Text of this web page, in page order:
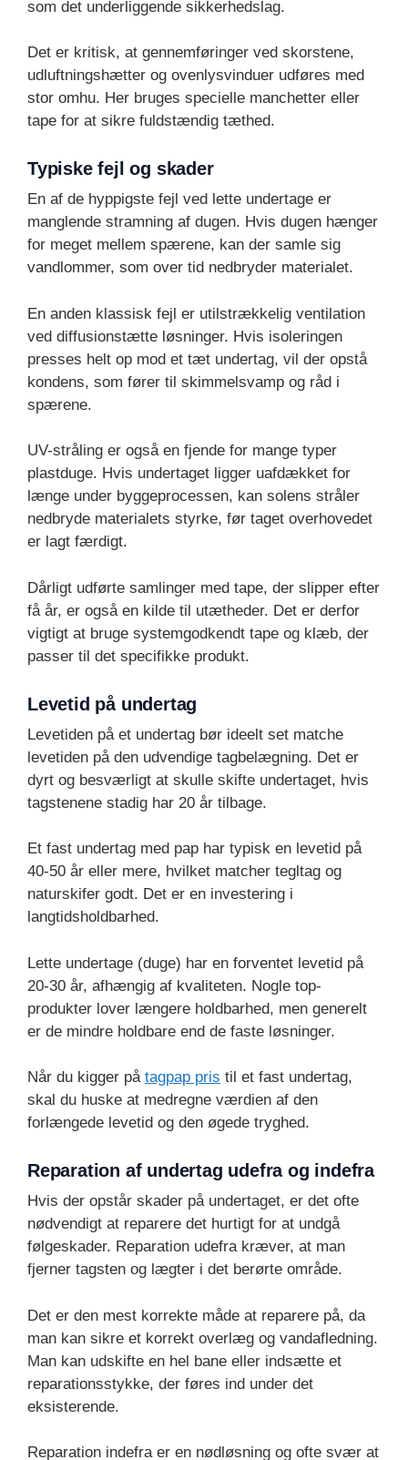
som det underliggende sikkerhedslag.
Det er kritisk, at gennemføringer ved skorstene,
udluftningshætter og ovenlysvinduer udføres med
stor omhu. Her bruges specielle manchetter eller
tape for at sikre fuldstændig tæthed.
Typiske fejl og skader
En af de hyppigste fejl ved lette undertage er
manglende stramning af dugen. Hvis dugen hænger
for meget mellem spærene, kan der samle sig
vandlommer, som over tid nedbryder materialet.
En anden klassisk fejl er utilstrækkelig ventilation
ved diffusionstætte løsninger. Hvis isoleringen
presses helt op mod et tæt undertag, vil der opstå
kondens, som fører til skimmelsvamp og råd i
spærene.
UV-stråling er også en fjende for mange typer
plastduge. Hvis undertaget ligger uafdækket for
længe under byggeprocessen, kan solens stråler
nedbryde materialets styrke, før taget overhovedet
er lagt færdigt.
Dårligt udførte samlinger med tape, der slipper efter
få år, er også en kilde til utætheder. Det er derfor
vigtigt at bruge systemgodkendt tape og klæb, der
passer til det specifikke produkt.
Levetid på undertag
Levetiden på et undertag bør ideelt set matche
levetiden på den udvendige tagbelægning. Det er
dyrt og besværligt at skulle skifte undertaget, hvis
tagstenene stadig har 20 år tilbage.
Et fast undertag med pap har typisk en levetid på
40-50 år eller mere, hvilket matcher tegltag og
naturskifer godt. Det er en investering i
langtidsholdbarhed.
Lette undertage (duge) har en forventet levetid på
20-30 år, afhængig af kvaliteten. Nogle top-
produkter lover længere holdbarhed, men generelt
er de mindre holdbare end de faste løsninger.
Når du kigger på tagpap pris til et fast undertag,
skal du huske at medregne værdien af den
forlængede levetid og den øgede tryghed.
Reparation af undertag udefra og indefra
Hvis der opstår skader på undertaget, er det ofte
nødvendigt at reparere det hurtigt for at undgå
følgeskader. Reparation udefra kræver, at man
fjerner tagsten og lægter i det berørte område.
Det er den mest korrekte måde at reparere på, da
man kan sikre et korrekt overlæg og vandafledning.
Man kan udskifte en hel bane eller indsætte et
reparationsstykke, der føres ind under det
eksisterende.
Reparation indefra er en nødløsning og ofte svær at